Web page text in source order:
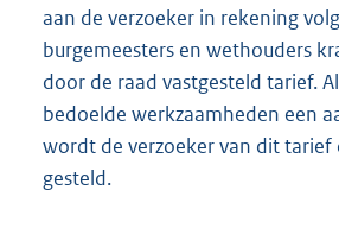
aan de verzoeker in rekening
burgemeesters en wethouders
door de raad vastgesteld tarief.
bedoelde werkzaamheden een
wordt de verzoeker van dit tarief
gesteld.